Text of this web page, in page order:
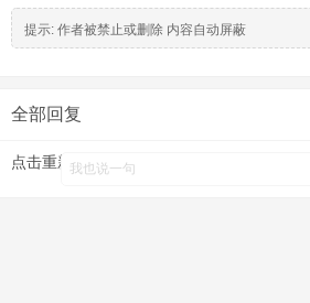
提示: 作者被禁止或删除 内容自动屏蔽
全部回复
点击重新加载